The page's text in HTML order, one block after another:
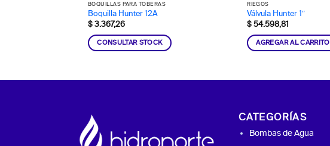
BOQUILLAS PARA TOBERAS
Boquilla Hunter 12A
$3.367,26
CONSULTAR STOCK
RIEGOS
Válvula Hunter 1″
$ 54.598,81
AGREGAR AL CARRITO
CATEGORÍAS
Bombas de Agua